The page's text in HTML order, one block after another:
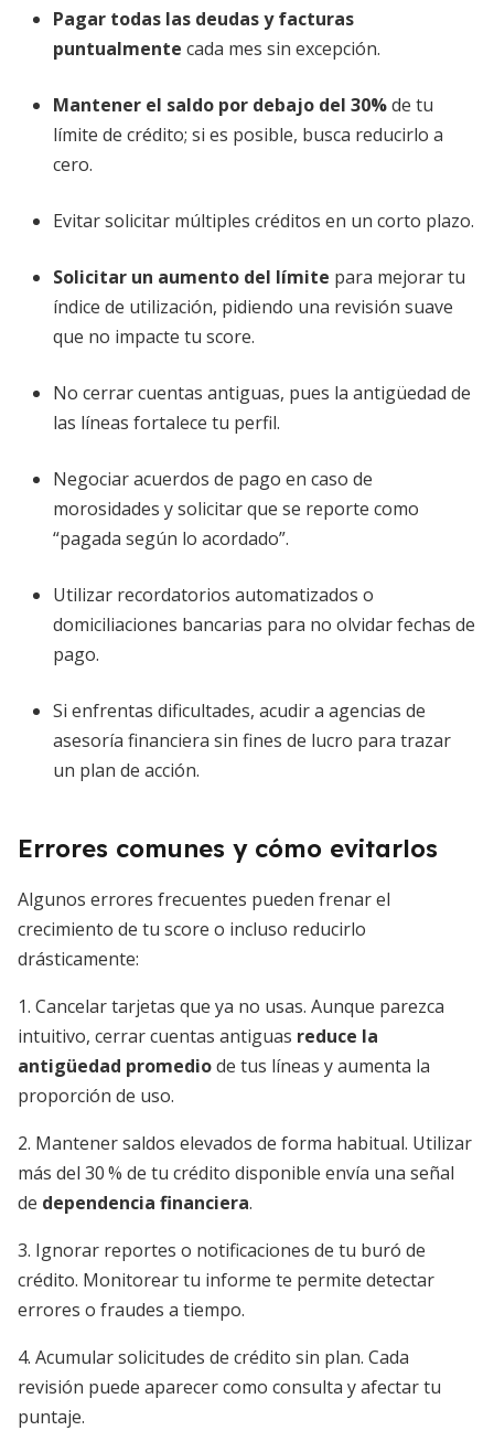
Pagar todas las deudas y facturas
puntualmente cada mes sin excepción.
Mantener el saldo por debajo del 30%de tu
límite de crédito; si es posible, busca reducirlo a
cero.
Evitar solicitar múltiples créditos en un corto plazo.
Solicitar un aumento del límite para mejorar tu
índice de utilización, pidiendo una revisión suave
que no impacte tu score.
No cerrar cuentas antiguas, pues la antigüedad de
las líneas fortalece tu perfil.
Negociar acuerdos de pago en caso de
morosidades y solicitar que se reporte como
“pagada según lo acordado”.
Utilizar recordatorios automatizados o
domiciliaciones bancarias para no olvidar fechas de
pago.
Si enfrentas dificultades, acudir a agencias de
asesoría financiera sin fines de lucro para trazar
un plan de acción.
Errores comunes y cómo evitarlos
Algunos errores frecuentes pueden frenar el
crecimiento de tu score o incluso reducirlo
drásticamente:
1. Cancelar tarjetas que ya no usas. Aunque parezca
intuitivo, cerrar cuentas antiguas reduce la
antigüedad promediode tus líneas y aumenta la
proporción de uso.
2. Mantener saldos elevados de forma habitual. Utilizar
más del 30 % de tu crédito disponible envía una señal
de dependencia financiera.
3. Ignorar reportes o notificaciones de tu buró de
crédito. Monitorear tu informe te permite detectar
errores o fraudes a tiempo.
4. Acumular solicitudes de crédito sin plan. Cada
revisión puede aparecer como consulta y afectar tu
puntaje.